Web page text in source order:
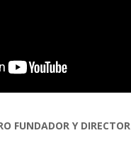
FUNDADOR Y DIRECTOR